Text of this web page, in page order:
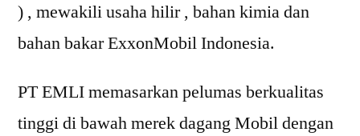
) , mewakili usaha hilir , bahan kimia dan
bahan bakar ExxonMobil Indonesia.
PT EMLI memasarkan pelumas berkualitas
tinggi di bawah merek dagang Mobil dengan